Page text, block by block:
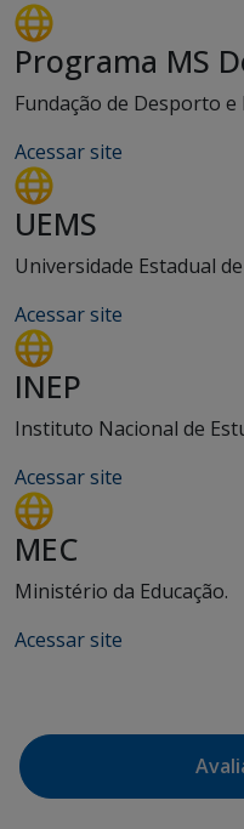
Programa MS
Fundação de Desporto e
Acessar site
UEMS
Universidade Estadual
Acessar site
INEP
Instituto Nacional de
Acessar site
MEC
Ministério da Educação.
Acessar site